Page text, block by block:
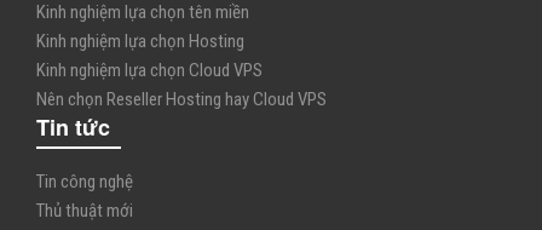
Kinh nghiệm lựa chọn tên miền
Kinh nghiệm lựa chọn Hosting
Kinh nghiệm lựa chọn Cloud VPS
Nên chọn Reseller Hosting hay Cloud VPS
Tin tức
Tin công nghệ
Thủ thuật mới